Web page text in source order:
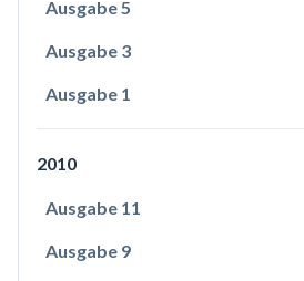
Ausgabe 5
Ausgabe 3
Ausgabe 1
2010
Ausgabe 11
Ausgabe 9